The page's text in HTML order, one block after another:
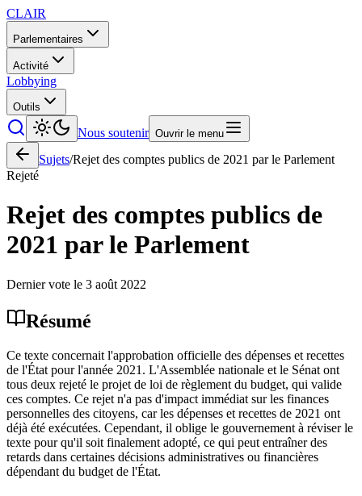
CLAIR
Parlementaires
Activité
Lobbying
Outils
Nous soutenir Ouvrir le menu
Sujets/Rejet des comptes publics de 2021 par le Parlement
Rejeté
Rejet des comptes publics de
2021 par le Parlement
Dernier vote le 3 août 2022
Résumé
Ce texte concernait l'approbation officielle des dépenses et recettes
de l'État pour l'année 2021. L'Assemblée nationale et le Sénat ont
tous deux rejeté le projet de loi de règlement du budget, qui valide
ces comptes. Ce rejet n'a pas d'impact immédiat sur les finances
personnelles des citoyens, car les dépenses et recettes de 2021 ont
déjà été exécutées. Cependant, il oblige le gouvernement à réviser le
texte pour qu'il soit finalement adopté, ce qui peut entraîner des
retards dans certaines décisions administratives ou financières
dépendant du budget de l'État.